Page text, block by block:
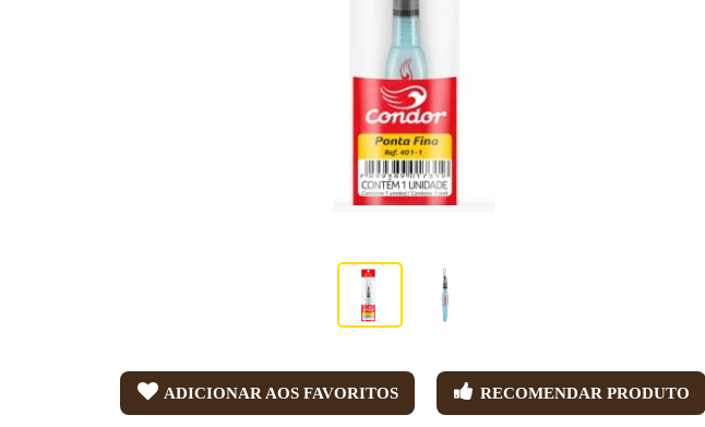
ADICIONAR AOS FAVORITOS RECOMENDAR PRODUTO